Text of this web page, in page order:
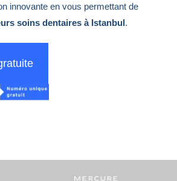
innovante en vous permettant de
soins dentaires à Istanbul.